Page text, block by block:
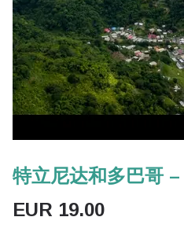
特立尼达和多巴哥
EUR 19.00